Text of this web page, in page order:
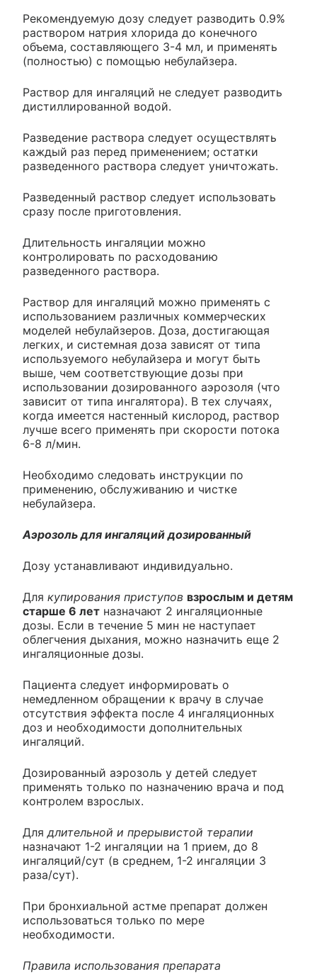
Рекомендуемую дозу следует разводить 0.9%
раствором натрия хлорида до конечного
объема, составляющего 3-4 мл, и применять
(полностью) с помощью небулайзера.
Раствор для ингаляций не следует разводить
дистиллированной водой.
Разведение раствора следует осуществлять
каждый раз перед применением; остатки
разведенного раствора следует уничтожать.
Разведенный раствор следует использовать
сразу после приготовления.
Длительность ингаляции можно
контролировать по расходованию
разведенного раствора.
Раствор для ингаляций можно применять с
использованием различных коммерческих
моделей небулайзеров. Доза, достигающая
легких, и системная доза зависят от типа
используемого небулайзера и могут быть
выше, чем соответствующие дозы при
использовании дозированного аэрозоля (что
зависит от типа ингалятора). В тех случаях,
когда имеется настенный кислород, раствор
лучше всего применять при скорости потока
6-8 л/мин.
Необходимо следовать инструкции по
применению, обслуживанию и чистке
небулайзера.
Аэрозоль для ингаляций дозированный
Дозу устанавливают индивидуально.
Для купирования приступов взрослым и детям
старше 6 лет назначают 2 ингаляционные
дозы. Если в течение 5 мин не наступает
облегчения дыхания, можно назначить еще 2
ингаляционные дозы.
Пациента следует информировать о
немедленном обращении к врачу в случае
отсутствия эффекта после 4 ингаляционных
доз и необходимости дополнительных
ингаляций.
Дозированный аэрозоль у детей следует
применять только по назначению врача и под
контролем взрослых.
Длядлительной и прерывистой терапии
назначают 1-2 ингаляции на 1 прием, до 8
ингаляций/сут (в среднем, 1-2 ингаляции 3
раза/сут).
При бронхиальной астме препарат должен
использоваться только по мере
необходимости.
Правила использования препарата